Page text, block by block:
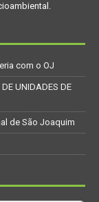
com o OJ
UNIDADES DE
de São Joaquim